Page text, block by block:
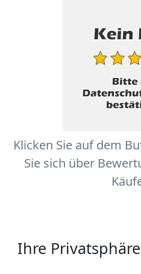
Klicken Sie auf dem
Sie sich über
Ihre